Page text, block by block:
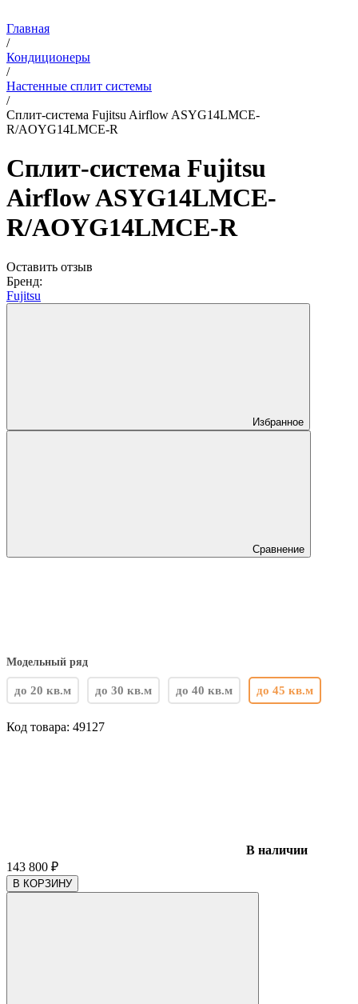
Главная
/
Кондиционеры
/
Настенные сплит системы
/
Сплит-система Fujitsu Airflow ASYG14LMCE-
R/AOYG14LMCE-R
Сплит-система Fujitsu
Airflow ASYG14LMCE-
R/AOYG14LMCE-R
Оставить отзыв
Бренд:
Fujitsu
Избранное
Сравнение
Модельный ряд
до 20 кв.м до 30 кв.м до 40 кв.м до 45 кв.м
Код товара: 49127
В наличии
143 800 ₽
В КОРЗИНУ